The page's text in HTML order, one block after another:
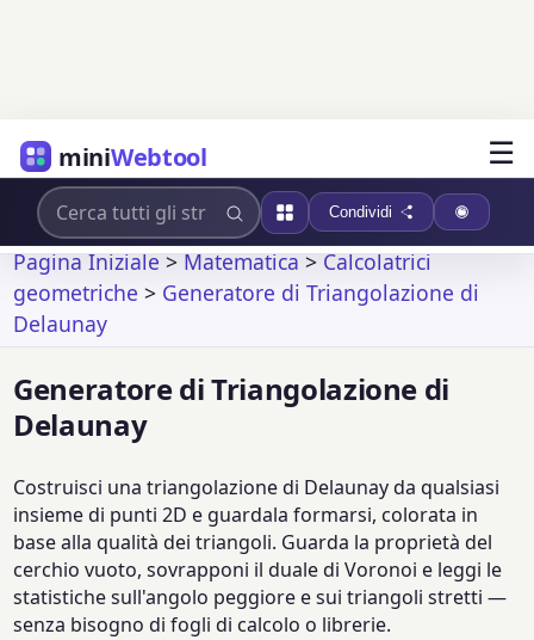
miniWebtool ☰
Condividi
Pagina Iniziale>Matematica>Calcolatrici
geometriche > Generatore di Triangolazione di
Delaunay
Generatore di Triangolazione di
Delaunay
Costruisci una triangolazione di Delaunay da qualsiasi
insieme di punti 2D e guardala formarsi, colorata in
base alla qualità dei triangoli. Guarda la proprietà del
cerchio vuoto, sovrapponi il duale di Voronoi e leggi le
statistiche sull'angolo peggiore e sui triangoli stretti —
senza bisogno di fogli di calcolo o librerie.